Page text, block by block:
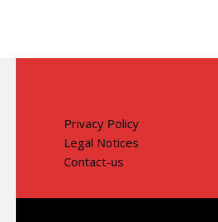
Privacy Policy
Legal Notices
Contact-us